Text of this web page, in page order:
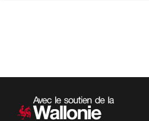
Navigation